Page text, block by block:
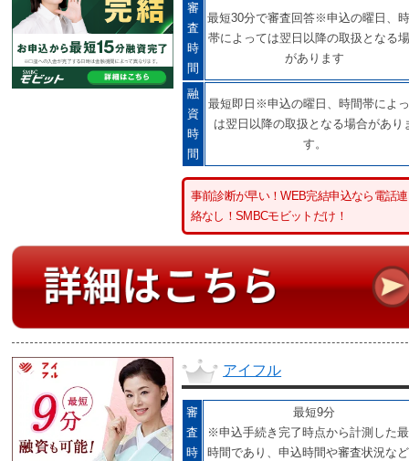
審
査
時
間
最短30分で審査回答※申込の曜日、
帯によっては翌日以降の取扱となる
があります
融
資
時
間
最短即日※申込の曜日、時間帯によ
は翌日以降の取扱となる場合があり
す。
事前診断が早い！WEB完結申込なら電話連
絡なし！SMBCモビットだけ！
アイフル
審
査
時
最短9分
※申込手続き完了時点から計測した
時間であり、申込時間や審査状況な